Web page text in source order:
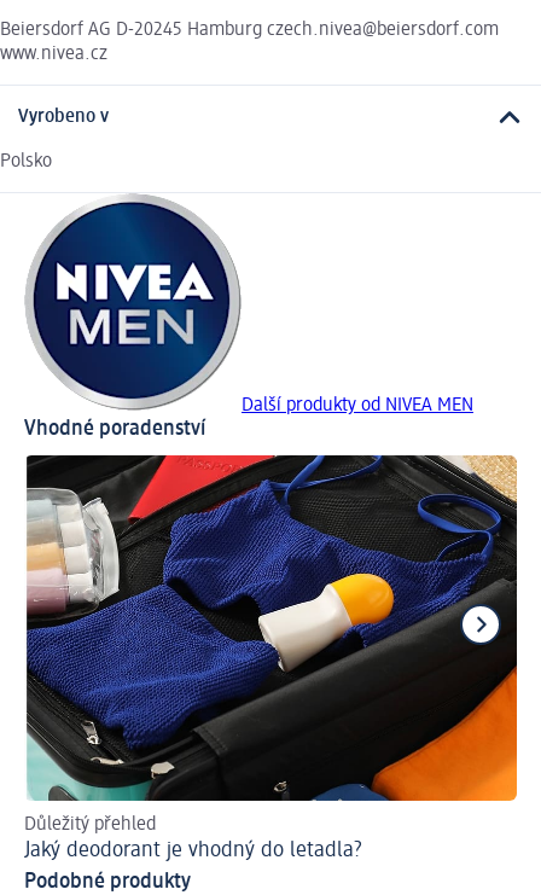
Beiersdorf AG D-20245 Hamburg czech.nivea@beiersdorf.com
www.nivea.cz
Vyrobeno v
Polsko
Další produkty od NIVEA MEN
Vhodné poradenství
Důležitý přehled
Jaký deodorant je vhodný do letadla?
Podobné produkty